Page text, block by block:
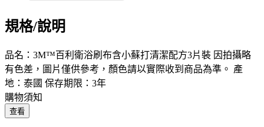
規格/說明
品名：3M™百利衛浴刷布含小蘇打清潔配方3片裝 因拍攝略
有色差，圖片僅供參考，顏色請以實際收到商品為準。 產
地：泰國 保存期限：3年
購物須知
查看